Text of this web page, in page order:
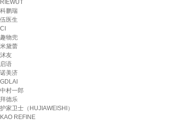
RIEWUT
科鹏瑞
伍医生
CI
趣物兜
米黛蕾
沭友
启语
诺美济
GDLAI
中村一郎
拜德乐
护家卫士（HUJIAWEISHI）
KAO REFINE